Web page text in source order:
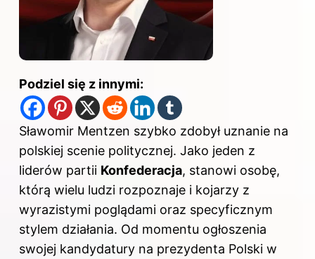
Podziel się z innymi:
Sławomir Mentzen szybko zdobył uznanie na
polskiej scenie politycznej. Jako jeden z
liderów partii Konfederacja, stanowi osobę,
którą wielu ludzi rozpoznaje i kojarzy z
wyrazistymi poglądami oraz specyficznym
stylem działania. Od momentu ogłoszenia
swojej kandydatury na prezydenta Polski w